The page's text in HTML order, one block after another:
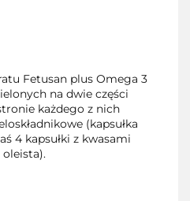
Fetusan plus Omega 3
na dwie części
każdego z nich
(kapsułka
4 kapsułki z kwasami
oleista).